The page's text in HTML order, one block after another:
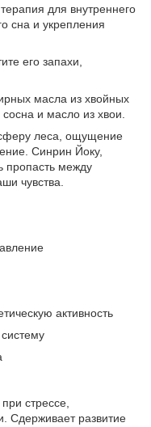
для внутреннего
сна и укрепления
его запахи,
масла из хвойных
и масло из хвои.
леса, ощущение
Синрин Йоку,
пропасть между
чувства.
активность
стрессе,
Сдерживает развитие